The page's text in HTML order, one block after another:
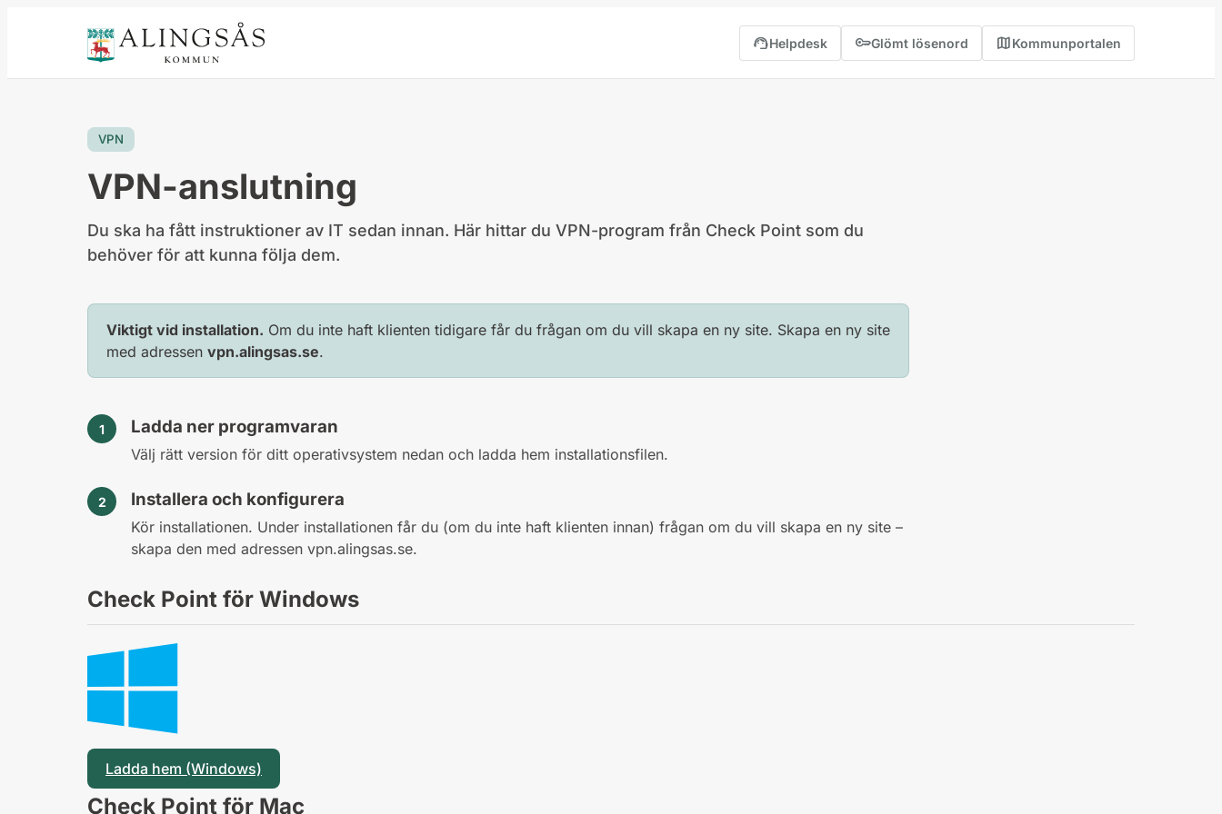
support_agentHelpdesk keyGlömt lösenord mapKommunportalen
(öppnas i ny flik)
VPN
VPN-anslutning
Du ska ha fått instruktioner av IT sedan innan. Här hittar du VPN-program från Check Point som du
behöver för att kunna följa dem.
Viktigt vid installation. Om du inte haft klienten tidigare får du frågan om du vill skapa en ny site. Skapa en ny site
med adressen vpn.alingsas.se.
Ladda ner programvaran
Välj rätt version för ditt operativsystem nedan och ladda hem installationsfilen.
Installera och konfigurera
Kör installationen. Under installationen får du (om du inte haft klienten innan) frågan om du vill skapa en ny site –
skapa den med adressen vpn.alingsas.se.
Check Point för Windows
Ladda hem (Windows)
Check Point för Mac